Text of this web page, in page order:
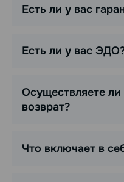
Есть ли у вас
Есть ли у вас
Осуществляете
возврат?
Что включает в